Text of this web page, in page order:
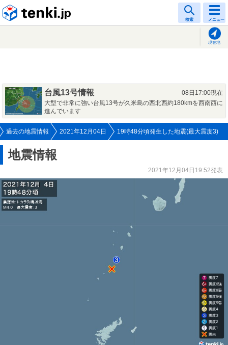
検索 メニュー
現在地
台風13号情報
08日17:00現在
大型で非常に強い台風13号が久米島の西北西約180kmを西南西に
進んでいます
過去の地震情報 2021年12月04日 19時48分頃発生した地震(最大震度3)
地震情報
2021年12月04日19:52発表